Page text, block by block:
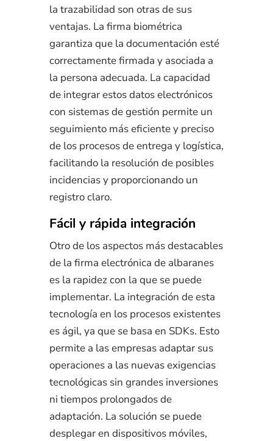
la trazabilidad son otras de sus
ventajas. La firma biométrica
garantiza que la documentación esté
correctamente firmada y asociada a
la persona adecuada. La capacidad
de integrar estos datos electrónicos
con sistemas de gestión permite un
seguimiento más eficiente y preciso
de los procesos de entrega y logística,
facilitando la resolución de posibles
incidencias y proporcionando un
registro claro.
Fácil y rápida integración
Otro de los aspectos más destacables
de la firma electrónica de albaranes
es la rapidez con la que se puede
implementar. La integración de esta
tecnología en los procesos existentes
es ágil, ya que se basa en SDKs. Esto
permite a las empresas adaptar sus
operaciones a las nuevas exigencias
tecnológicas sin grandes inversiones
ni tiempos prolongados de
adaptación. La solución se puede
desplegar en dispositivos móviles,